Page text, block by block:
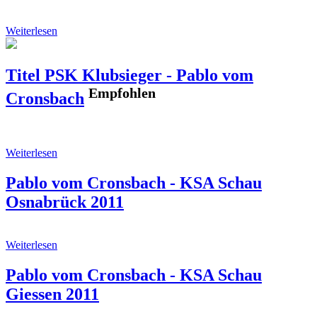
Weiterlesen
Titel PSK Klubsieger - Pablo vom
Cronsbach Empfohlen
Weiterlesen
Pablo vom Cronsbach - KSA Schau
Osnabrück 2011
Weiterlesen
Pablo vom Cronsbach - KSA Schau
Giessen 2011